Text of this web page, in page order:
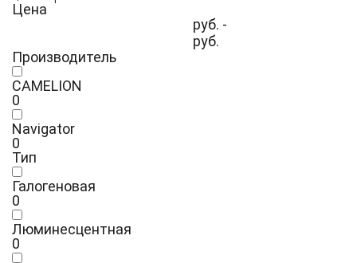
Цена
руб. -
руб.
Производитель
CAMELION
0
Navigator
0
Тип
Галогеновая
0
Люминесцентная
0